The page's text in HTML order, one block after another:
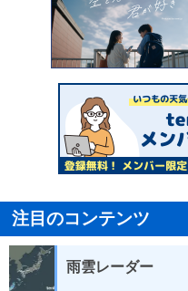
注目のコンテンツ
雨雲レーダー